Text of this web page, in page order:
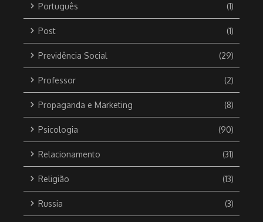
Português (1)
Post (1)
Previdência Social (29)
Professor (2)
Propaganda e Marketing (8)
Psicologia (90)
Relacionamento (31)
Religião (13)
Russia (3)